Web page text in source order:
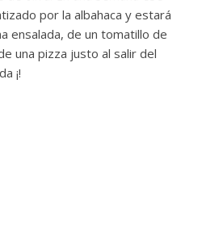
por la albahaca y estará
ensalada, de un tomatillo de
una pizza justo al salir del
¡!